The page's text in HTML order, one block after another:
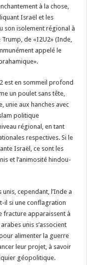
à la chose,
Israël et les
son isolement régional à
de «I2U2» (Inde,
appelé le
est en sommeil profond
un poulet sans tête,
unie aux hanches avec
politique
régional, en tant
respectives. Si le
Israël, ce sont les
et l’animosité hindou-
cependant, l’Inde a
il si une conflagration
fracture apparaissent à
unis s’associent
alimenter la guerre
leur projet, à savoir
géopolitique.